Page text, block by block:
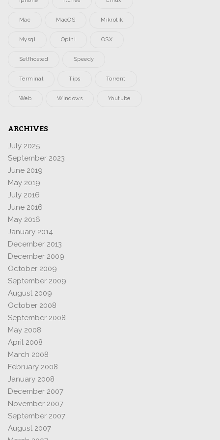
Mac MacOS Mikrotik
Mysql Opini OSX
Selfhosted Speedy
Terminal Tips Torrent
Web Windows Youtube
ARCHIVES
July 2025
September 2023
June 2019
May 2019
July 2016
June 2016
May 2016
January 2014
December 2013
December 2009
October 2009
September 2009
August 2009
October 2008
September 2008
May 2008
April 2008
March 2008
February 2008
January 2008
December 2007
November 2007
September 2007
August 2007